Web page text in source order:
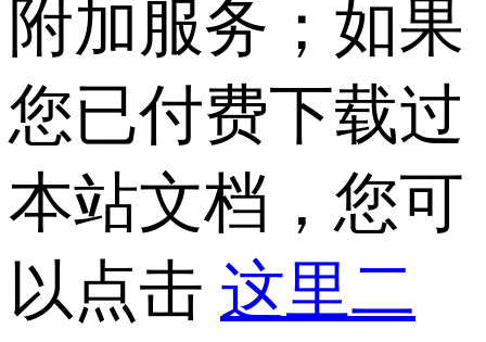
附加服务；如果
您已付费下载过
本站文档，您可
以点击 这里二